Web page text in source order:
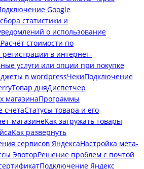
Google
статистики и
о использование
Расчёт стоимости по
регистрации в интернет-
услуги или опции при покупке
в wordpressЧекиПодключение
Товар дняДиспетчер
магазинаПрограммы
счетаСтатусы товара и его
магазинеКак загружать товары
Как развернуть
сервисов ЯндексаНастройка мета-
ЭвоторРешение проблем с почтой
Подключение Яндекс